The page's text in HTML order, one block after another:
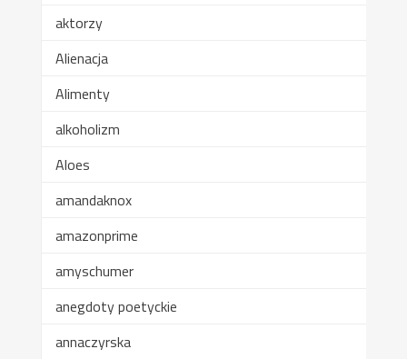
aktorzy
Alienacja
Alimenty
alkoholizm
Aloes
amandaknox
amazonprime
amyschumer
anegdoty poetyckie
annaczyrska